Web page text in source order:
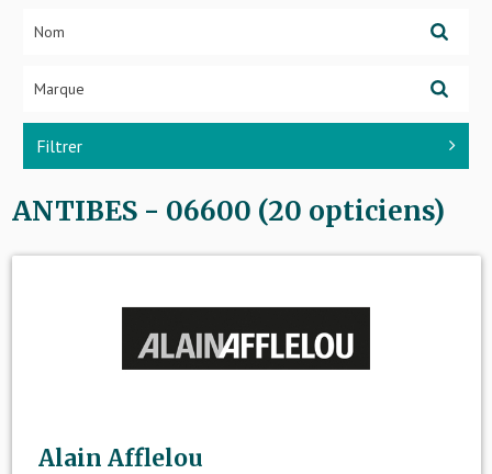
Filtrer
ANTIBES - 06600 (20 opticiens)
Alain Afflelou